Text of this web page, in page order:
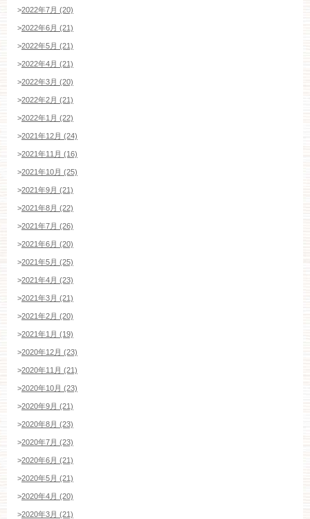
>2022年7月 (20)
>2022年6月 (21)
>2022年5月 (21)
>2022年4月 (21)
>2022年3月 (20)
>2022年2月 (21)
>2022年1月 (22)
>2021年12月 (24)
>2021年11月 (16)
>2021年10月 (25)
>2021年9月 (21)
>2021年8月 (22)
>2021年7月 (26)
>2021年6月 (20)
>2021年5月 (25)
>2021年4月 (23)
>2021年3月 (21)
>2021年2月 (20)
>2021年1月 (19)
>2020年12月 (23)
>2020年11月 (21)
>2020年10月 (23)
>2020年9月 (21)
>2020年8月 (23)
>2020年7月 (23)
>2020年6月 (21)
>2020年5月 (21)
>2020年4月 (20)
>2020年3月 (21)